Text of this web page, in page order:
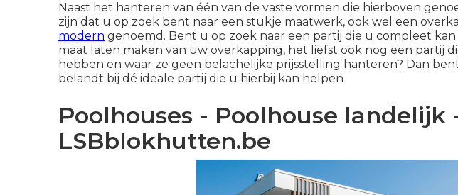
Naast het hanteren van één van de vaste vormen die hierboven
zijn dat u op zoek bent naar een stukje maatwerk, ook wel een
modern genoemd. Bent u op zoek naar een partij die u compleet
maat laten maken van uw overkapping, het liefst ook nog een partij
hebben en waar ze geen belachelijke prijsstelling hanteren? Dan
belandt bij dé ideale partij die u hierbij kan helpen
Poolhouses - Poolhouse landelijk
LSBblokhutten.be